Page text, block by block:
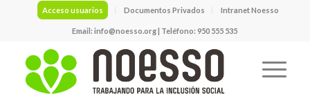
Acceso usuarios Documentos Privados Intranet Noesso
Email:info@noesso.org| Teléfono: 950 555 535